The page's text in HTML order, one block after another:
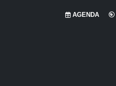
AGENDA